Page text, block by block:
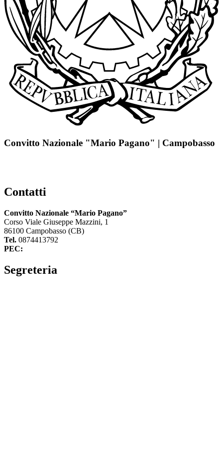
Convitto Nazionale "Mario Pagano" | Campobasso
Contatti
Convitto Nazionale “Mario Pagano”
Corso Viale Giuseppe Mazzini, 1
86100 Campobasso (CB)
Tel. 0874413792
PEC:
Segreteria